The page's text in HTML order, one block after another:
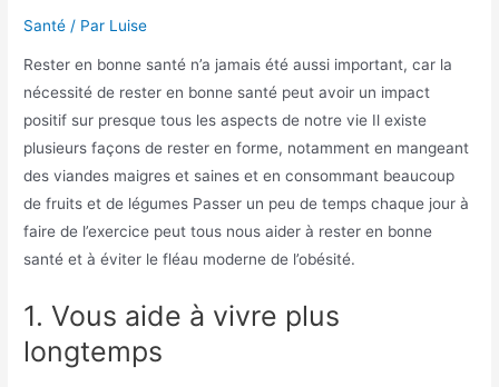
Santé / Par Luise
Rester en bonne santé n’a jamais été aussi important, car la
nécessité de rester en bonne santé peut avoir un impact
positif sur presque tous les aspects de notre vie Il existe
plusieurs façons de rester en forme, notamment en mangeant
des viandes maigres et saines et en consommant beaucoup
de fruits et de légumes Passer un peu de temps chaque jour à
faire de l’exercice peut tous nous aider à rester en bonne
santé et à éviter le fléau moderne de l’obésité.
1. Vous aide à vivre plus
longtemps